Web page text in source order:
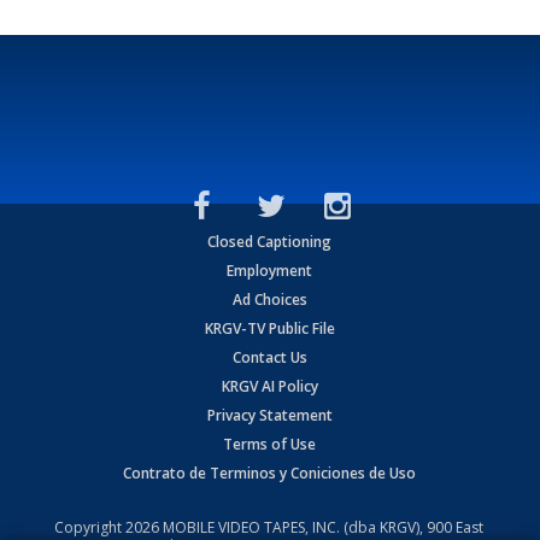
Closed Captioning
Employment
Ad Choices
KRGV-TV Public File
Contact Us
KRGV AI Policy
Privacy Statement
Terms of Use
Contrato de Terminos y Coniciones de Uso
Copyright2026 MOBILE VIDEO TAPES, INC. (dba KRGV), 900 East